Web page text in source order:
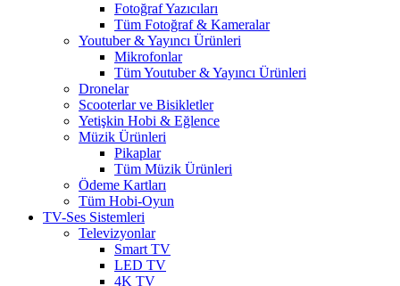
Fotoğraf Yazıcıları
Tüm Fotoğraf & Kameralar
Youtuber & Yayıncı Ürünleri
Mikrofonlar
Tüm Youtuber & Yayıncı Ürünleri
Dronelar
Scooterlar ve Bisikletler
Yetişkin Hobi & Eğlence
Müzik Ürünleri
Pikaplar
Tüm Müzik Ürünleri
Ödeme Kartları
Tüm Hobi-Oyun
TV-Ses Sistemleri
Televizyonlar
Smart TV
LED TV
4K TV